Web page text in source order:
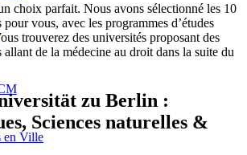
en Ville
choix parfait. Nous avons sélectionné les 10
vous, avec les programmes d’études
trouverez des universités proposant des
allant de la médecine au droit dans la suite du
zu Berlin :
Sciences naturelles &